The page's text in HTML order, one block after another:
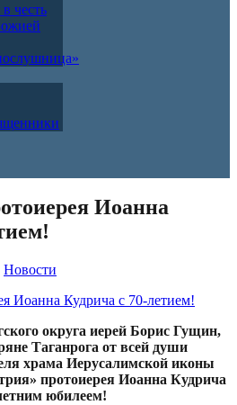
честь
Иоанна
Новости
округа иерей Борис Гущин,
Таганрога от всей души
храма Иерусалимской иконы
протоиерея Иоанна Кудрича
юбилеем!